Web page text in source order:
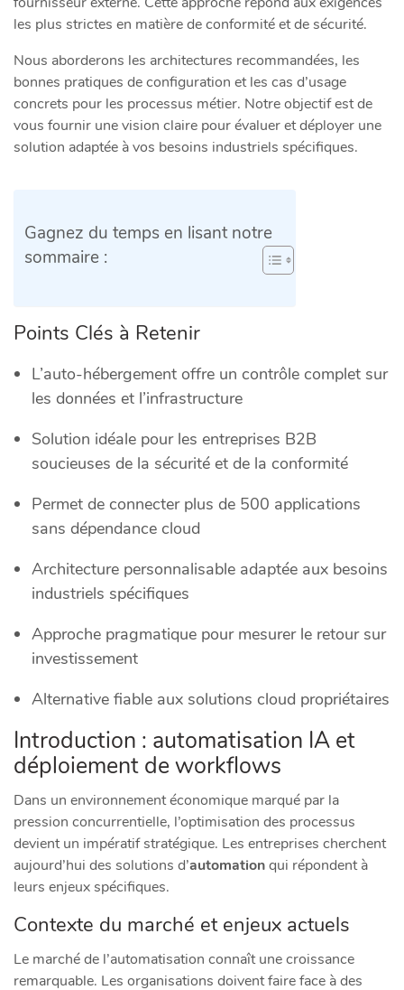
les plus strictes en matière de conformité et de sécurité.
Nous aborderons les architectures recommandées, les
bonnes pratiques de configuration et les cas d’usage
concrets pour les processus métier. Notre objectif est de
vous fournir une vision claire pour évaluer et déployer une
solution adaptée à vos besoins industriels spécifiques.
Gagnez du temps en lisant notre
sommaire :
Points Clés à Retenir
L’auto-hébergement offre un contrôle complet sur
les données et l’infrastructure
Solution idéale pour les entreprises B2B
soucieuses de la sécurité et de la conformité
Permet de connecter plus de 500 applications
sans dépendance cloud
Architecture personnalisable adaptée aux besoins
industriels spécifiques
Approche pragmatique pour mesurer le retour sur
investissement
Alternative fiable aux solutions cloud propriétaires
Introduction : automatisation IA et
déploiement de workflows
Dans un environnement économique marqué par la
pression concurrentielle, l’optimisation des processus
devient un impératif stratégique. Les entreprises cherchent
aujourd’hui des solutions d’automationqui répondent à
leurs enjeux spécifiques.
Contexte du marché et enjeux actuels
Le marché de l’automatisation connaît une croissance
remarquable. Les organisations doivent faire face à des